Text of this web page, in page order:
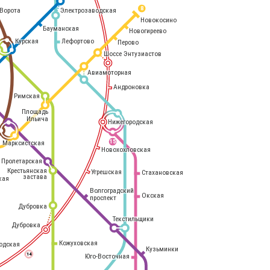
8
15
14
Андроновка
Нижегородская
Новохохловская
Угрешская
Дубровка
Текстильщики
Кузьминки
Кожуховская
Бауманская
Перово
Новогиреево
Новокосино
Площадь
Ильича
Римская
Дубровка
Марксистская
Волгоградский
проспект
Юго-Восточная
Окская
Стахановская
Курская
Электрозаводская
Авиамоторная
Крестьянская
застава
Пролетарская
Лефортово
Шоссе Энтузиастов